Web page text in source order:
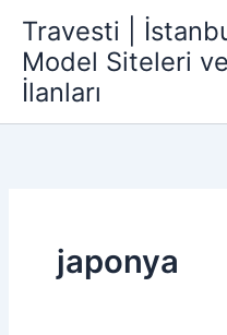
Travesti |
Model Siteleri
İlanları
japonya